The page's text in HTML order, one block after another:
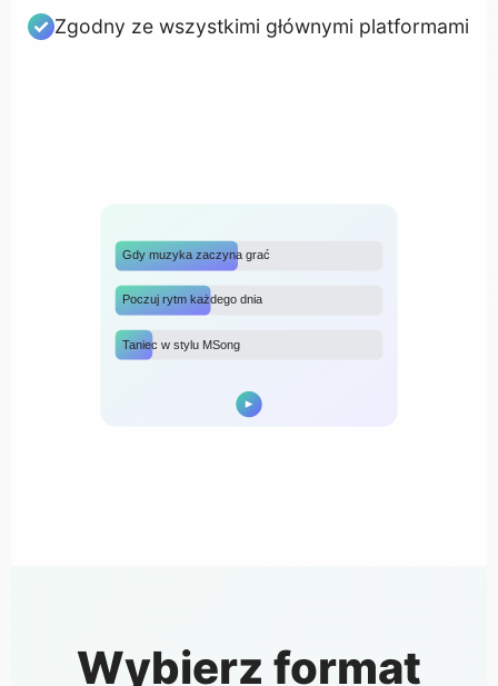
Zgodny ze wszystkimi głównymi platformami
Gdy muzyka zaczyna grać
Poczuj rytm każdego dnia
Taniec w stylu MSong
Wybierz format